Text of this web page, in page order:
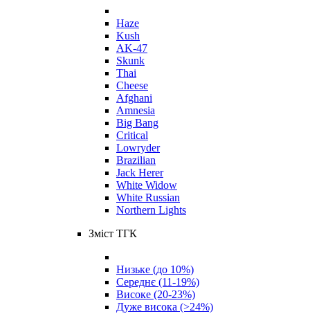
Haze
Kush
AK-47
Skunk
Thai
Cheese
Afghani
Amnesia
Big Bang
Critical
Lowryder
Brazilian
Jack Herer
White Widow
White Russian
Northern Lights
Зміст ТГК
Низьке (до 10%)
Середнє (11-19%)
Високе (20-23%)
Дуже висока (>24%)